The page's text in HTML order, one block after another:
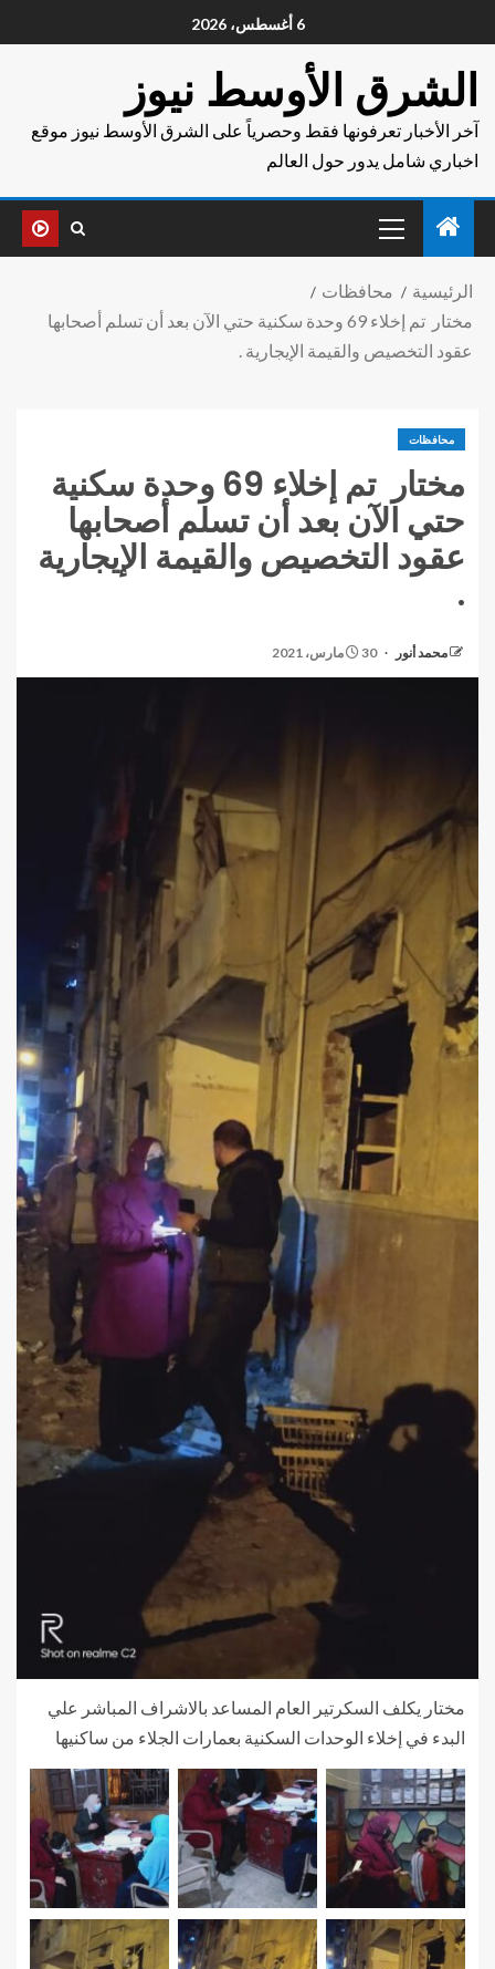
6 أغسطس، 2026
الشرق الأوسط نيوز
آخر الأخبار تعرفونها فقط وحصرياً على الشرق الأوسط نيوز موقع
اخباري شامل يدور حول العالم
الرئيسية
محافظات
مختار تم إخلاء 69 وحدة سكنية حتي الآن بعد أن تسلم أصحابها
عقود التخصيص والقيمة الإيجارية .
محافظات
مختار تم إخلاء 69 وحدة سكنية
حتي الآن بعد أن تسلم أصحابها
عقود التخصيص والقيمة الإيجارية
.
محمد أنور 30 مارس، 2021
مختار يكلف السكرتير العام المساعد بالاشراف المباشر علي
البدء في إخلاء الوحدات السكنية بعمارات الجلاء من ساكنيها